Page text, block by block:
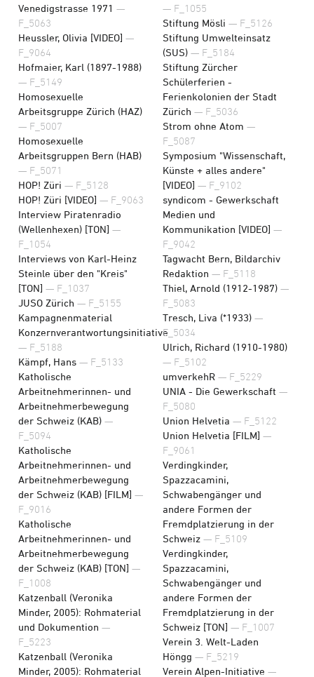
Venedigstrasse 1971 —
F_5063
Heussler, Olivia [VIDEO] —
F_9064
Hofmaier, Karl (1897-1988)
— F_5149
Homosexuelle
Arbeitsgruppe Zürich (HAZ)
— F_5007
Homosexuelle
Arbeitsgruppen Bern (HAB)
— F_5071
HOP! Züri — F_5128
HOP! Züri [VIDEO] — F_9063
Interview Piratenradio
(Wellenhexen) [TON] —
F_1054
Interviews von Karl-Heinz
Steinle über den "Kreis"
[TON] — F_1037
JUSO Zürich — F_5155
Kampagnenmaterial
Konzernverantwortungsinitiative
— F_5188
Kämpf, Hans — F_5133
Katholische
Arbeitnehmerinnen- und
Arbeitnehmerbewegung
der Schweiz (KAB) —
F_5094
Katholische
Arbeitnehmerinnen- und
Arbeitnehmerbewegung
der Schweiz (KAB) [FILM] —
F_9016
Katholische
Arbeitnehmerinnen- und
Arbeitnehmerbewegung
der Schweiz (KAB) [TON] —
F_1008
Katzenball (Veronika
Minder, 2005): Rohmaterial
und Dokumention —
F_5223
Katzenball (Veronika
Minder, 2005): Rohmaterial
— F_1055
Stiftung Mösli — F_5126
Stiftung Umwelteinsatz
(SUS) — F_5184
Stiftung Zürcher
Schülerferien -
Ferienkolonien der Stadt
Zürich — F_5036
Strom ohne Atom —
F_5087
Symposium "Wissenschaft,
Künste + alles andere"
[VIDEO] — F_9102
syndicom - Gewerkschaft
Medien und
Kommunikation [VIDEO] —
F_9042
Tagwacht Bern, Bildarchiv
Redaktion — F_5118
Thiel, Arnold (1912-1987) —
F_5083
Tresch, Liva (*1933) —
F_5034
Ulrich, Richard (1910-1980)
— F_5102
umverkehR — F_5229
UNIA - Die Gewerkschaft —
F_5080
Union Helvetia — F_5122
Union Helvetia [FILM] —
F_9061
Verdingkinder,
Spazzacamini,
Schwabengänger und
andere Formen der
Fremdplatzierung in der
Schweiz — F_5109
Verdingkinder,
Spazzacamini,
Schwabengänger und
andere Formen der
Fremdplatzierung in der
Schweiz [TON] — F_1007
Verein 3. Welt-Laden
Höngg — F_5219
Verein Alpen-Initiative —